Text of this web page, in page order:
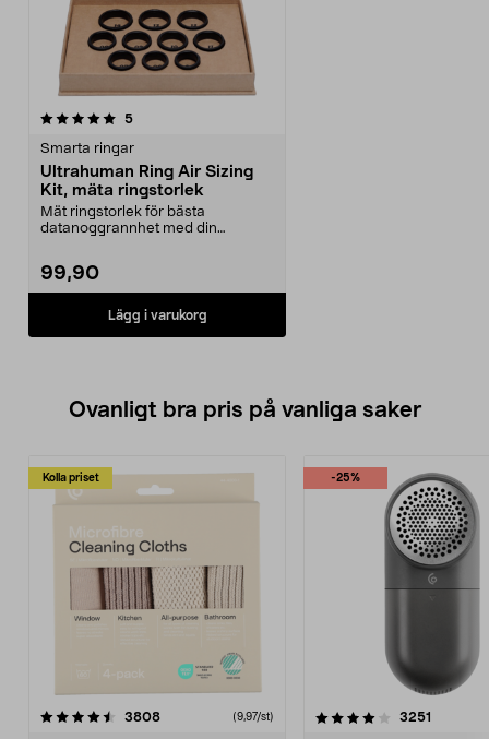
5recensioner
Smarta ringar
Ultrahuman Ring Air Sizing
Kit, mäta ringstorlek
Mät ringstorlek för bästa
datanoggrannhet med din
99,90
Lägg i varukorg
Ovanligt bra pris på vanliga saker
Kolla priset
3808recensioner (9,97/st)
-25%
4.0av 5 stjärnor 3251
4.5av 5 stjärnor